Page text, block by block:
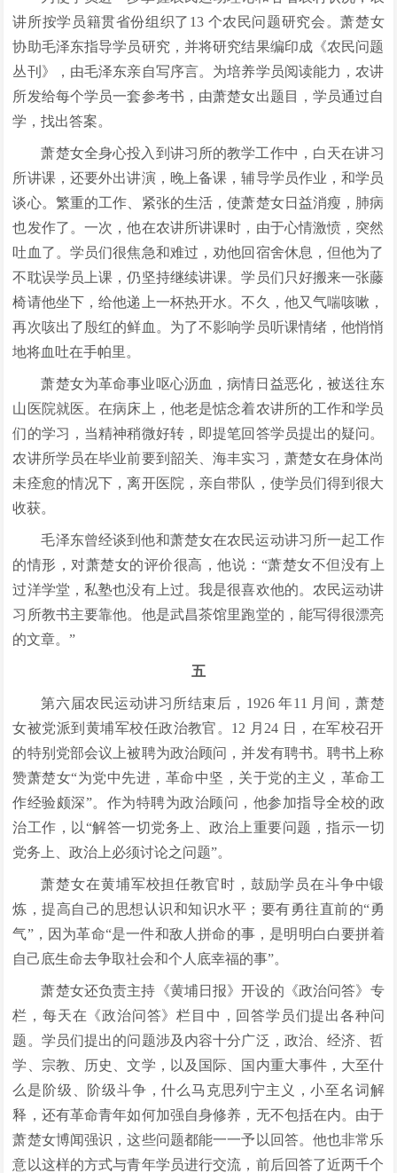
讲所按学员籍贯省份组织了13 个农民问题研究会。萧楚女
协助毛泽东指导学员研究，并将研究结果编印成《农民问题
丛刊》，由毛泽东亲自写序言。为培养学员阅读能力，农讲
所发给每个学员一套参考书，由萧楚女出题目，学员通过自
学，找出答案。
萧楚女全身心投入到讲习所的教学工作中，白天在讲习
所讲课，还要外出讲演，晚上备课，辅导学员作业，和学员
谈心。繁重的工作、紧张的生活，使萧楚女日益消瘦，肺病
也发作了。一次，他在农讲所讲课时，由于心情激愤，突然
吐血了。学员们很焦急和难过，劝他回宿舍休息，但他为了
不耽误学员上课，仍坚持继续讲课。学员们只好搬来一张藤
椅请他坐下，给他递上一杯热开水。不久，他又气喘咳嗽，
再次咳出了殷红的鲜血。为了不影响学员听课情绪，他悄悄
地将血吐在手帕里。
萧楚女为革命事业呕心沥血，病情日益恶化，被送往东
山医院就医。在病床上，他老是惦念着农讲所的工作和学员
们的学习，当精神稍微好转，即提笔回答学员提出的疑问。
农讲所学员在毕业前要到韶关、海丰实习，萧楚女在身体尚
未痊愈的情况下，离开医院，亲自带队，使学员们得到很大
收获。
毛泽东曾经谈到他和萧楚女在农民运动讲习所一起工作
的情形，对萧楚女的评价很高，他说：“萧楚女不但没有上
过洋学堂，私塾也没有上过。我是很喜欢他的。农民运动讲
习所教书主要靠他。他是武昌茶馆里跑堂的，能写得很漂亮
的文章。”
五
第六届农民运动讲习所结束后，1926 年11 月间，萧楚
女被党派到黄埔军校任政治教官。12 月24 日，在军校召开
的特别党部会议上被聘为政治顾问，并发有聘书。聘书上称
赞萧楚女“为党中先进，革命中坚，关于党的主义，革命工
作经验颇深”。作为特聘为政治顾问，他参加指导全校的政
治工作，以“解答一切党务上、政治上重要问题，指示一切
党务上、政治上必须讨论之问题”。
萧楚女在黄埔军校担任教官时，鼓励学员在斗争中锻
炼，提高自己的思想认识和知识水平；要有勇往直前的“勇
气”，因为革命“是一件和敌人拼命的事，是明明白白要拼着
自己底生命去争取社会和个人底幸福的事”。
萧楚女还负责主持《黄埔日报》开设的《政治问答》专
栏，每天在《政治问答》栏目中，回答学员们提出各种问
题。学员们提出的问题涉及内容十分广泛，政治、经济、哲
学、宗教、历史、文学，以及国际、国内重大事件，大至什
么是阶级、阶级斗争，什么马克思列宁主义，小至名词解
释，还有革命青年如何加强自身修养，无不包括在内。由于
萧楚女博闻强识，这些问题都能一一予以回答。他也非常乐
意以这样的方式与青年学员进行交流，前后回答了近两千个